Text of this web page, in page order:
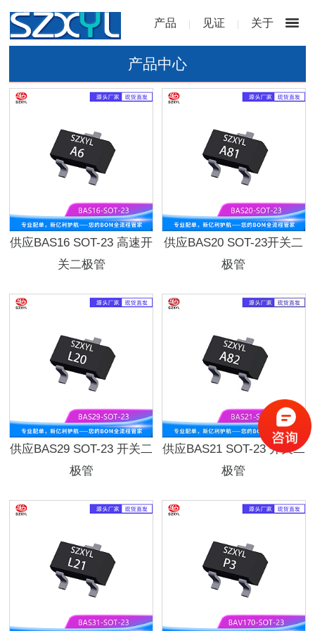
产品 | 见证 | 关于
产品中心
供应BAS16 SOT-23 高速开
关二极管
供应BAS20 SOT-23开关二
极管
供应BAS29 SOT-23 开关二
极管
供应BAS21 SOT-23 开关二
极管